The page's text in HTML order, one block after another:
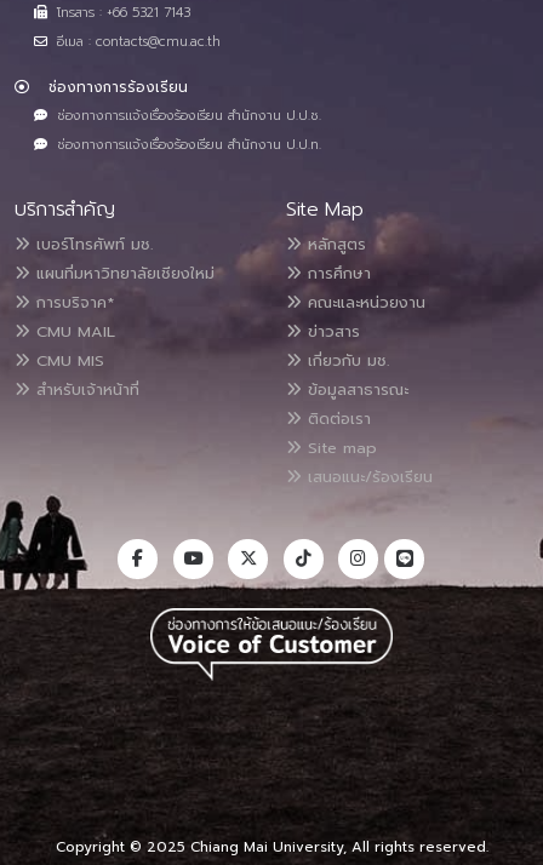
โทรสาร : +66 5321 7143
อีเมล : contacts@cmu.ac.th
ช่องทางการร้องเรียน
ช่องทางการแจ้งเรื่องร้องเรียน สำนักงาน ป.ป.ช.
ช่องทางการแจ้งเรื่องร้องเรียน สำนักงาน ป.ป.ท.
บริการสำคัญ
เบอร์โทรศัพท์ มช.
แผนที่มหาวิทยาลัยเชียงใหม่
การบริจาค*
CMU MAIL
CMU MIS
สำหรับเจ้าหน้าที่
Site Map
หลักสูตร
การศึกษา
คณะและหน่วยงาน
ข่าวสาร
เกี่ยวกับ มช.
ข้อมูลสาธารณะ
ติดต่อเรา
Site map
เสนอแนะ/ร้องเรียน
Copyright © 2025 Chiang Mai University, All rights reserved.